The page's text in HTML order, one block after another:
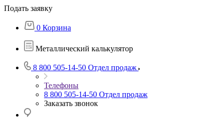
Подать заявку
0 Корзина
Металлический калькулятор
8 800 505-14-50 Отдел продаж
Телефоны
8 800 505-14-50 Отдел продаж
Заказать звонок